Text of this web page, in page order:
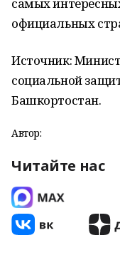
официальных
Источник:
социальной
Башкортостан.
Автор:
Читайте нас